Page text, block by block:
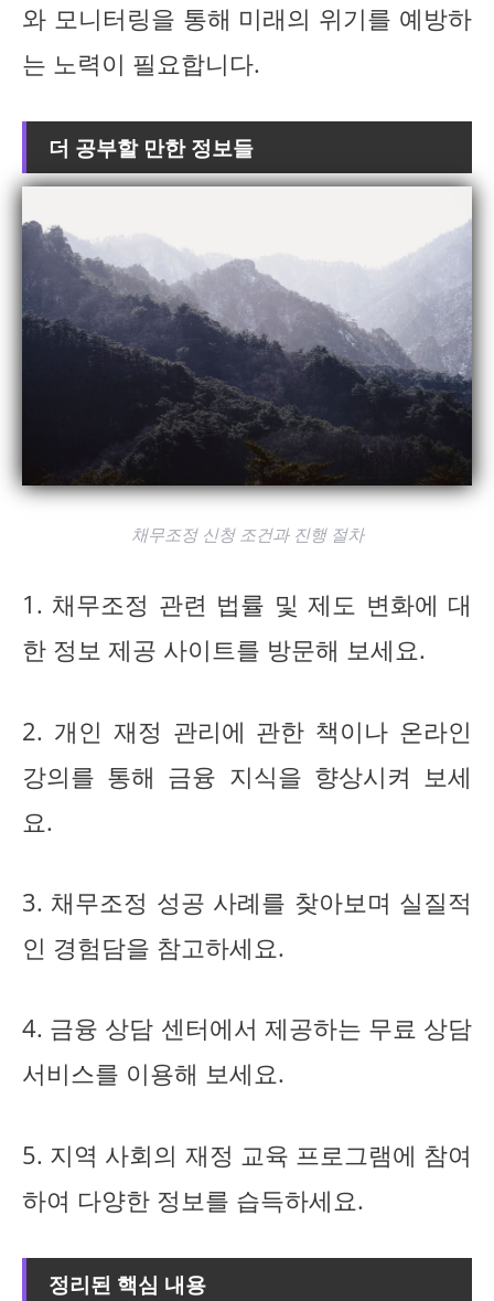
와 모니터링을 통해 미래의 위기를 예방하
는 노력이 필요합니다.
더 공부할 만한 정보들
채무조정 신청 조건과 진행 절차
1. 채무조정 관련 법률 및 제도 변화에 대
한 정보 제공 사이트를 방문해 보세요.
2. 개인 재정 관리에 관한 책이나 온라인
강의를 통해 금융 지식을 향상시켜 보세
요.
3. 채무조정 성공 사례를 찾아보며 실질적
인 경험담을 참고하세요.
4. 금융 상담 센터에서 제공하는 무료 상담
서비스를 이용해 보세요.
5. 지역 사회의 재정 교육 프로그램에 참여
하여 다양한 정보를 습득하세요.
정리된 핵심 내용